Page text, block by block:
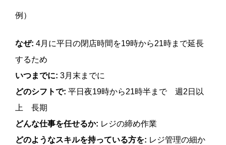
例）
なぜ: 4月に平日の閉店時間を19時から21時まで延長
するため
いつまでに: 3月末までに
どのシフトで: 平日夜19時から21時半まで 週2日以
上 長期
どんな仕事を任せるか: レジの締め作業
どのようなスキルを持っている方を: レジ管理の細か